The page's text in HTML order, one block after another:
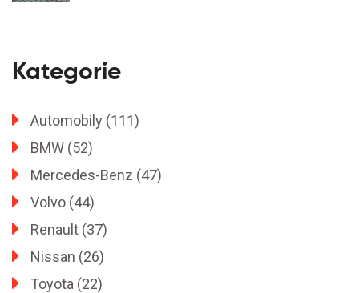
Kategorie
Automobily (111)
BMW (52)
Mercedes-Benz (47)
Volvo (44)
Renault (37)
Nissan (26)
Toyota (22)